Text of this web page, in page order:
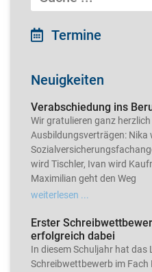
Termine
Neuigkeiten
Verabschiedung ins
Wir gratulieren ganz herzlich
Ausbildungsverträgen: Nika
wird Tischler, Ivan wird
Maximilian geht den Weg
weiterlesen ...
Erster
erfolgreich dabei
In diesem Schuljahr hat das
Schreibwettbewerb im